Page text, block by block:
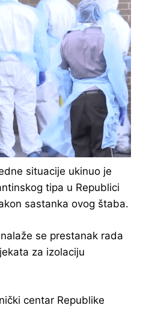
situacije ukinuo je
tipa u Republici
sastanka ovog štaba.
se prestanak rada
za izolaciju
centar Republike